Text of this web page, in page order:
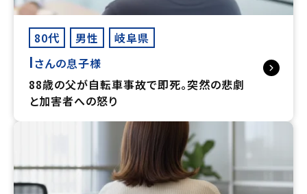
80代 男性 岐阜県
Iさんの息子様
88歳の父が自転車事故で即死。突然の悲劇
と加害者への怒り